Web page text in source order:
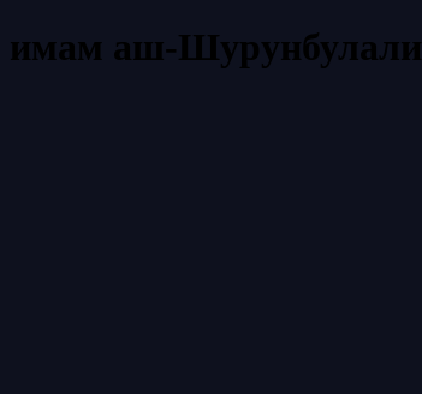
имам аш-Шурунбулали